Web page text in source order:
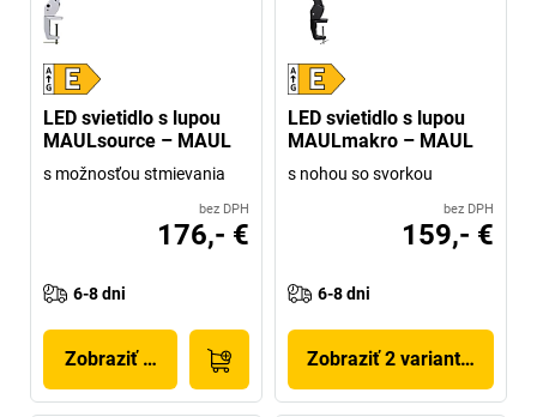
LED svietidlo s lupou
MAULsource – MAUL
s možnosťou stmievania
bez DPH
176,- €
6-8 dni
Zobraziť produkt
LED svietidlo s lupou
MAULmakro – MAUL
s nohou so svorkou
bez DPH
159,- €
6-8 dni
Zobraziť 2 variantov